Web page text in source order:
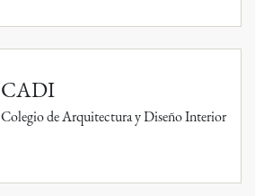
CADI
Colegio de Arquitectura y Diseño Interior